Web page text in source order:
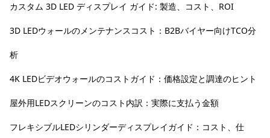
カスタム 3D LED ディスプレイ ガイド: 製造、コスト、ROI
3D LEDウォールのメンテナンスコスト：B2Bバイヤー向けTCO分
析
4K LEDビデオウォールのコストガイド：価格設定と調達のヒント
屋外用LEDスクリーンのコスト内訳：実際に支払う金額
フレキシブルLEDシリンダーディスプレイガイド：コスト、仕